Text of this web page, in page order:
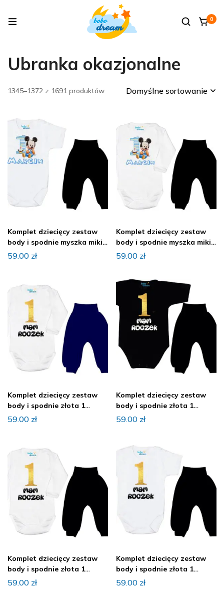
0
Ubranka okazjonalne
1345–1372 z 1691 produktów Domyślne sortowanie
Komplet dziecięcy zestaw
body i spodnie myszka miki
ROCZEK
59.00 zł
Komplet dziecięcy zestaw
body i spodnie myszka miki
ROCZEK
59.00 zł
Komplet dziecięcy zestaw
body i spodnie złota 1
ROCZEK
59.00 zł
Komplet dziecięcy zestaw
body i spodnie złota 1
ROCZEK
59.00 zł
Komplet dziecięcy zestaw
body i spodnie złota 1
ROCZEK
59.00 zł
Komplet dziecięcy zestaw
body i spodnie złota 1
ROCZEK
59.00 zł